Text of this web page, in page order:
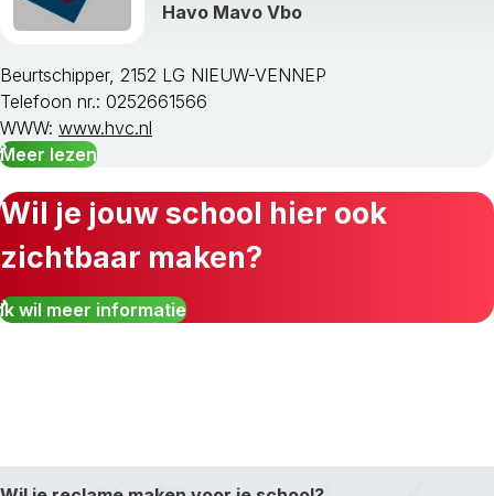
Havo Mavo Vbo
Beurtschipper, 2152 LG NIEUW-VENNEP
Telefoon nr.: 0252661566
WWW: www.hvc.nl
Meer lezen
Wil je jouw school hier ook
zichtbaar maken?
Ik wil meer informatie